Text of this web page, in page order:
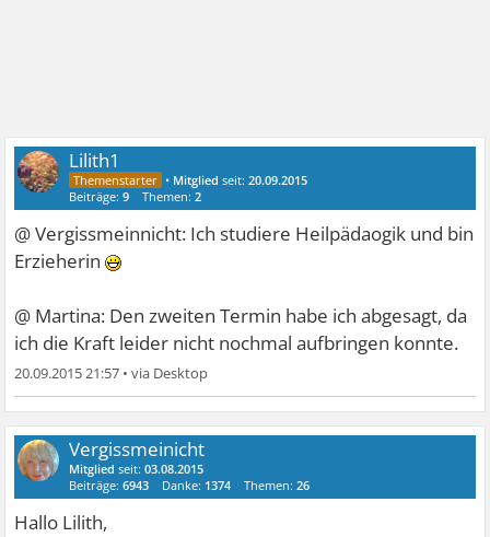
Lilith1
• Mitglied seit:20.09.2015
Beiträge:9 Themen:2
@ Vergissmeinnicht: Ich studiere Heilpädaogik und bin
Erzieherin
@ Martina: Den zweiten Termin habe ich abgesagt, da
ich die Kraft leider nicht nochmal aufbringen konnte.
20.09.2015 21:57 •
Vergissmeinicht
Mitglied seit:03.08.2015
Beiträge:6943 Danke: 1374 Themen:26
Hallo Lilith,